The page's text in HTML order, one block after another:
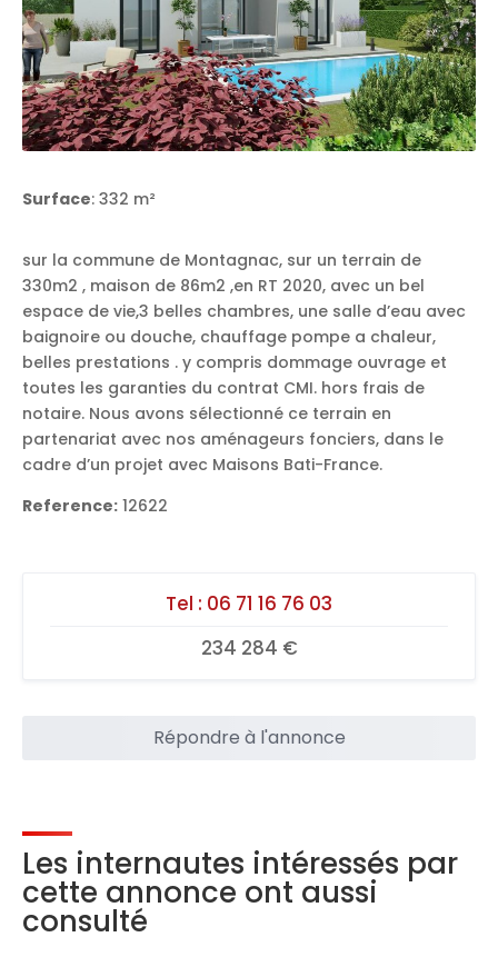
Surface: 332 m²
sur la commune de Montagnac, sur un terrain de
330m2 , maison de 86m2 ,en RT 2020, avec un bel
espace de vie,3 belles chambres, une salle d’eau avec
baignoire ou douche, chauffage pompe a chaleur,
belles prestations . y compris dommage ouvrage et
toutes les garanties du contrat CMI. hors frais de
notaire. Nous avons sélectionné ce terrain en
partenariat avec nos aménageurs fonciers, dans le
cadre d’un projet avec Maisons Bati-France.
Reference: 12622
Tel : 06 71 16 76 03
234 284 €
Répondre à l'annonce
Les internautes intéressés par
cette annonce ont aussi
consulté